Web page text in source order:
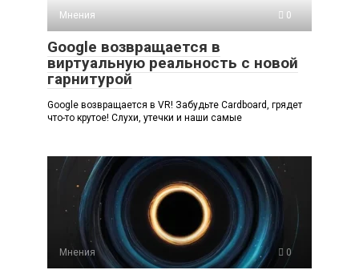
Мнения
0
Google возвращается в
виртуальную реальность с новой
гарнитурой
Google возвращается в VR! Забудьте Cardboard, грядет
что-то крутое! Слухи, утечки и наши самые
Мнения 0